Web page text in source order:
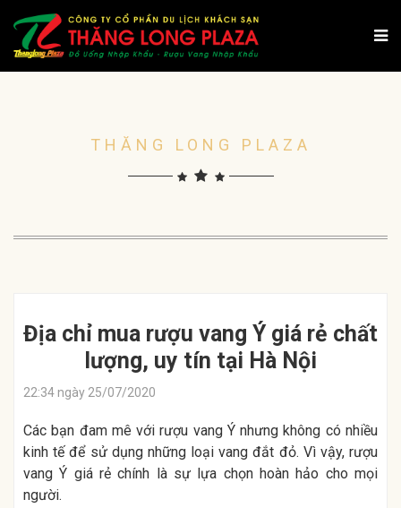
THĂNG LONG PLAZA
Địa chỉ mua rượu vang Ý giá rẻ chất
lượng, uy tín tại Hà Nội
22:34 ngày 25/07/2020
Các bạn đam mê với rượu vang Ý nhưng không có nhiều
kinh tế để sử dụng những loại vang đắt đỏ. Vì vậy, rượu
vang Ý giá rẻ chính là sự lựa chọn hoàn hảo cho mọi
người.